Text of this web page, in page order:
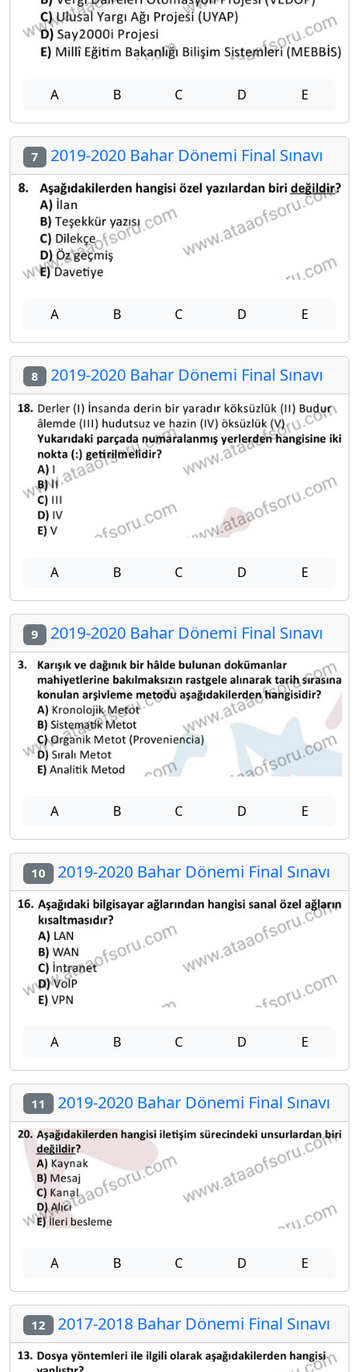
A B C D E
7 2019-2020 Bahar Dönemi Final Sınavı
A B C D E
8 2019-2020 Bahar Dönemi Final Sınavı
A B C D E
9 2019-2020 Bahar Dönemi Final Sınavı
A B C D E
10 2019-2020 Bahar Dönemi Final Sınavı
A B C D E
11 2019-2020 Bahar Dönemi Final Sınavı
A B C D E
12 2017-2018 Bahar Dönemi Final Sınavı